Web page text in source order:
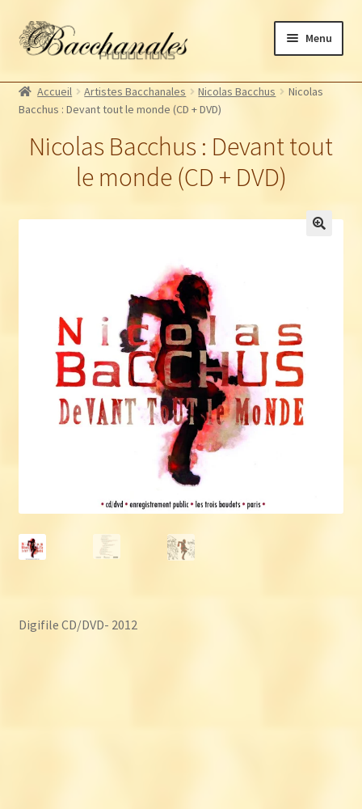
Aller
à
navigation
Aller
au
Menu
Artistes Bacchanales
Souscriptions
Billetterie
Accueil Artistes Bacchanales Nicolas Bacchus
Nicolas
Bacchus : Devant tout le monde (CD + DVD)
Nicolas Bacchus : Devant tout
le monde (CD + DVD)
Digifile CD/DVD- 2012